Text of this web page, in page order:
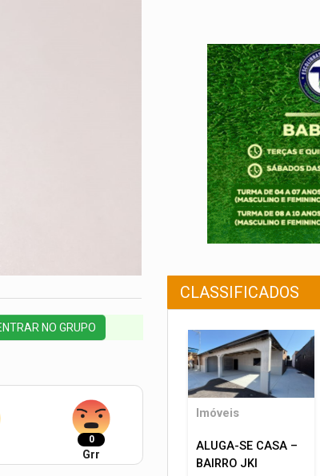
NO GRUPO
0
Grr
CLASSIFICADOS
Imóveis
ALUGA-SE CASA –
BAIRRO JKI